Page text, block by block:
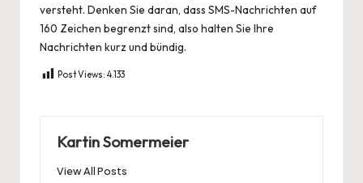
versteht. Denken Sie daran, dass SMS-Nachrichten auf
160 Zeichen begrenzt sind, also halten Sie Ihre
Nachrichten kurz und bündig.
Post Views: 4.133
Kartin Somermeier
View All Posts